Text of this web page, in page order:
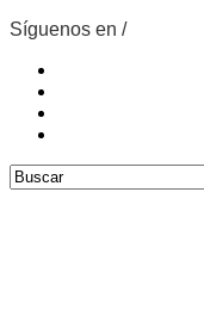
Síguenos en /